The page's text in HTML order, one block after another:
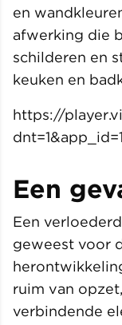
en
afwerking die
schilderen en
keuken en
https://
Een
Een
geweest voor
ruim van
verbindende